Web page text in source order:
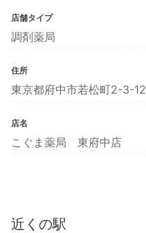
店舗タイプ
調剤薬局
住所
東京都府中市若松町2-3-12
店名
こぐま薬局 東府中店
近くの駅